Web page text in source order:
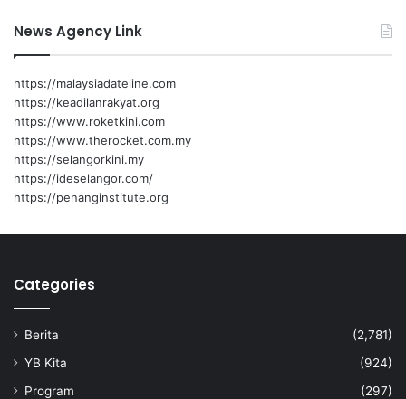
News Agency Link
https://malaysiadateline.com
https://keadilanrakyat.org
https://www.roketkini.com
https://www.therocket.com.my
https://selangorkini.my
https://ideselangor.com/
https://penanginstitute.org
Categories
Berita
(2,781)
YB Kita
(924)
Program
(297)